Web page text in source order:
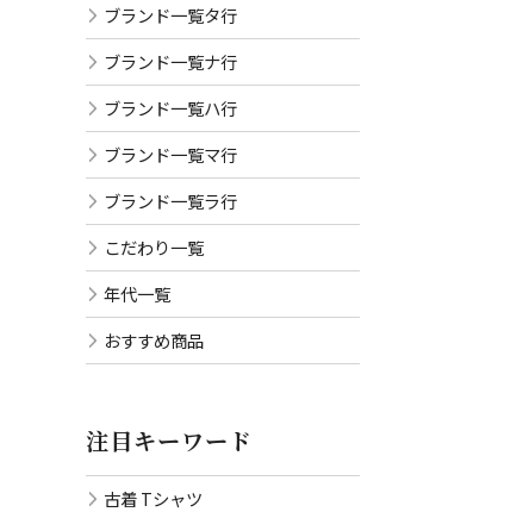
ブランド一覧タ行
ブランド一覧ナ行
ブランド一覧ハ行
ブランド一覧マ行
ブランド一覧ラ行
こだわり一覧
年代一覧
おすすめ商品
注目キーワード
古着 Tシャツ